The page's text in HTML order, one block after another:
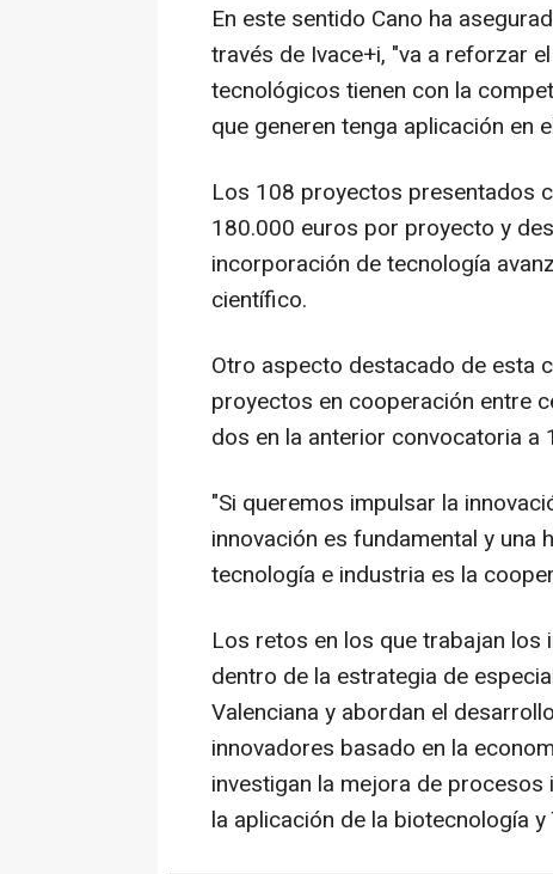
En este sentido Cano ha
través de Ivace+i, "va a reforzar
tecnológicos tienen con la
que generen tenga aplicación en
Los 108 proyectos presentados
180.000 euros por proyecto y
incorporación de tecnología
científico.
Otro aspecto destacado de esta
proyectos en cooperación entre
dos en la anterior convocatoria a
"Si queremos impulsar la
innovación es fundamental y una
tecnología e industria es la
Los retos en los que trabajan
dentro de la estrategia de
Valenciana y abordan el
innovadores basado en la
investigan la mejora de
la aplicación de la biotecnología